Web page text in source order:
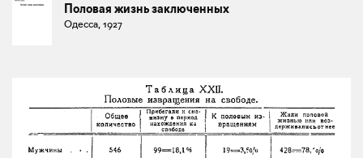
Половая жизнь заключенных
Одесса, 1927